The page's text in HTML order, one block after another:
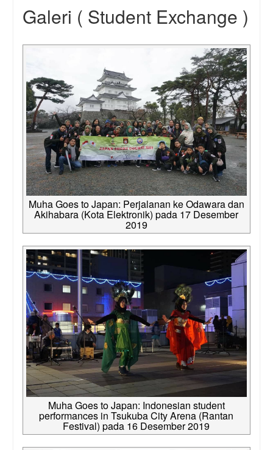
Galeri ( Student Exchange )
Muha Goes to Japan: Perjalanan ke Odawara dan
Akihabara (Kota Elektronik) pada 17 Desember
2019
Muha Goes to Japan: Indonesian student
performances in Tsukuba City Arena (Rantan
Festival) pada 16 Desember 2019